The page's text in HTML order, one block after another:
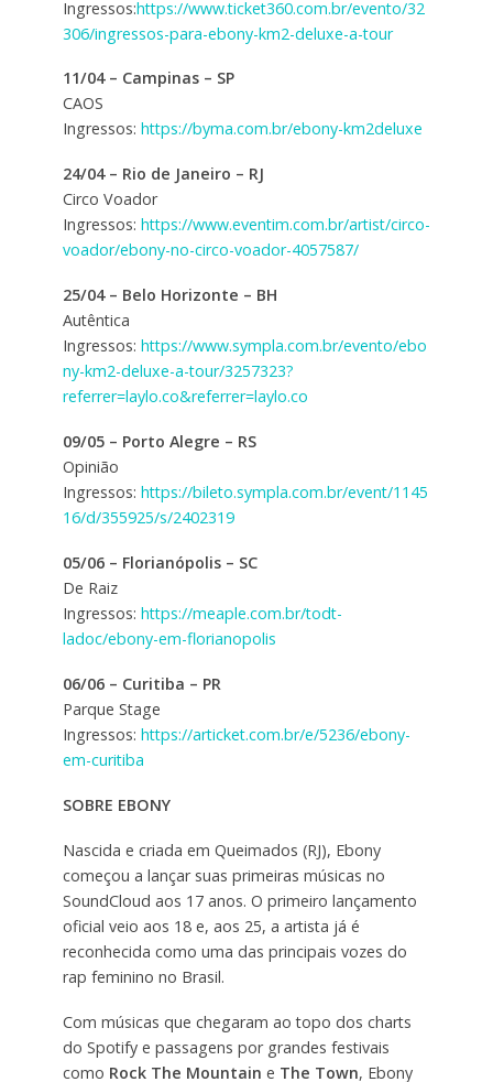
Ingressos:https://www.ticket360.com.br/evento/32
306/ingressos-para-ebony-km2-deluxe-a-tour
11/04 – Campinas – SP
CAOS
Ingressos: https://byma.com.br/ebony-km2deluxe
24/04 – Rio de Janeiro – RJ
Circo Voador
Ingressos: https://www.eventim.com.br/artist/circo-
voador/ebony-no-circo-voador-4057587/
25/04 – Belo Horizonte – BH
Autêntica
Ingressos: https://www.sympla.com.br/evento/ebo
ny-km2-deluxe-a-tour/3257323?
referrer=laylo.co&referrer=laylo.co
09/05 – Porto Alegre – RS
Opinião
Ingressos: https://bileto.sympla.com.br/event/1145
16/d/355925/s/2402319
05/06 – Florianópolis – SC
De Raiz
Ingressos: https://meaple.com.br/todt-
ladoc/ebony-em-florianopolis
06/06 – Curitiba – PR
Parque Stage
Ingressos: https://articket.com.br/e/5236/ebony-
em-curitiba
SOBRE EBONY
Nascida e criada em Queimados (RJ), Ebony
começou a lançar suas primeiras músicas no
SoundCloud aos 17 anos. O primeiro lançamento
oficial veio aos 18 e, aos 25, a artista já é
reconhecida como uma das principais vozes do
rap feminino no Brasil.
Com músicas que chegaram ao topo dos charts
do Spotify e passagens por grandes festivais
como Rock The Mountain e The Town, Ebony